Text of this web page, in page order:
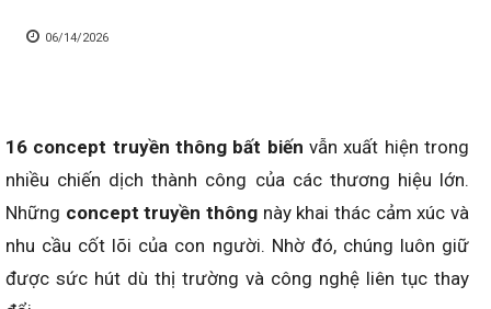
06/14/2026
16 concept truyền thông bất biến vẫn xuất hiện trong
nhiều chiến dịch thành công của các thương hiệu lớn.
Những concept truyền thông này khai thác cảm xúc và
nhu cầu cốt lõi của con người. Nhờ đó, chúng luôn giữ
được sức hút dù thị trường và công nghệ liên tục thay